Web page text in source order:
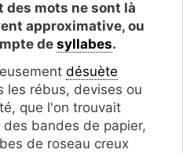
des mots ne sont là
approximative, ou
de syllabes.
désuète
les rébus, devises ou
que l'on trouvait
des bandes de papier,
de roseau creux